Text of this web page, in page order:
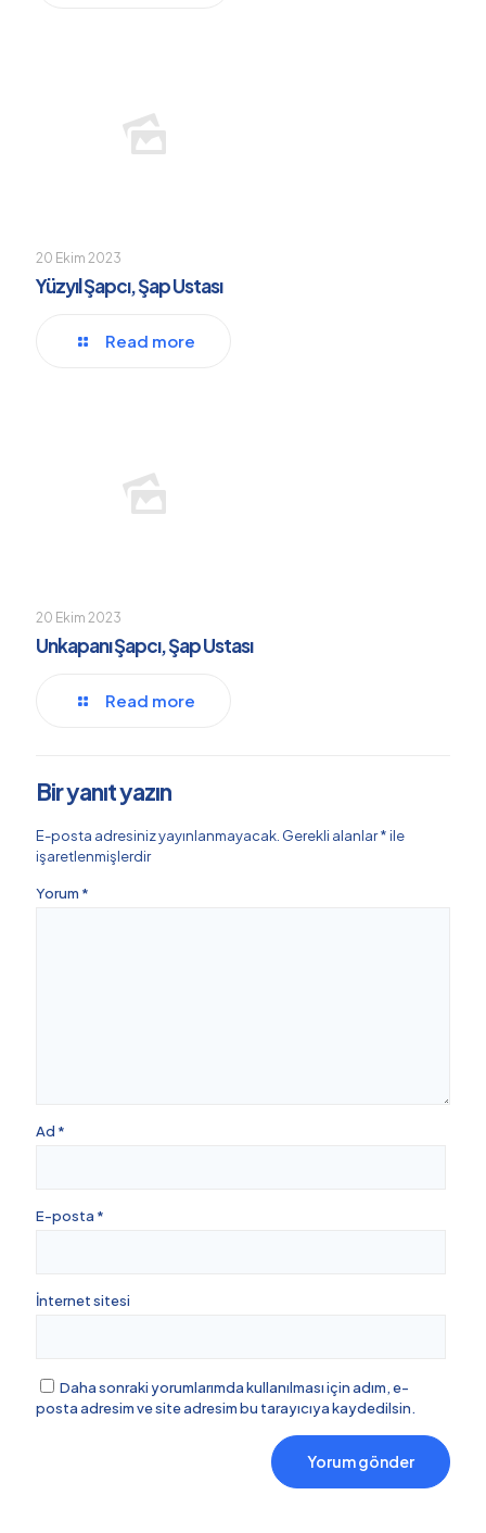
20 Ekim 2023
Yüzyıl Şapcı, Şap Ustası
Read more
20 Ekim 2023
Unkapanı Şapcı, Şap Ustası
Read more
Bir yanıt yazın
E-posta adresiniz yayınlanmayacak. Gerekli alanlar*ile
işaretlenmişlerdir
Yorum *
Ad *
E-posta *
İnternet sitesi
Daha sonraki yorumlarımda kullanılması için adım, e-
posta adresim ve site adresim bu tarayıcıya kaydedilsin.